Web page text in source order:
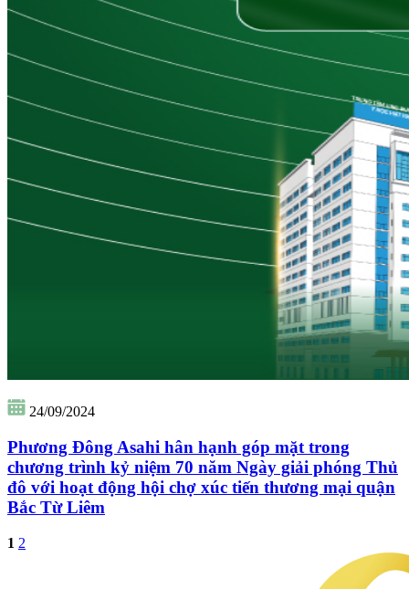
24/09/2024
Phương Đông Asahi hân hạnh góp mặt trong
chương trình kỷ niệm 70 năm Ngày giải phóng Thủ
đô với hoạt động hội chợ xúc tiến thương mại quận
Bắc Từ Liêm
1 2